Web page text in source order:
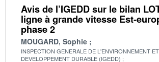
Avis de l’IGEDD sur le bilan
ligne à grande vitesse Est-
phase 2
MOUGARD, Sophie
INSPECTION GENERALE DE L'ENVIRONNEMENT
DEVELOPPEMENT DURABLE (IGEDD)